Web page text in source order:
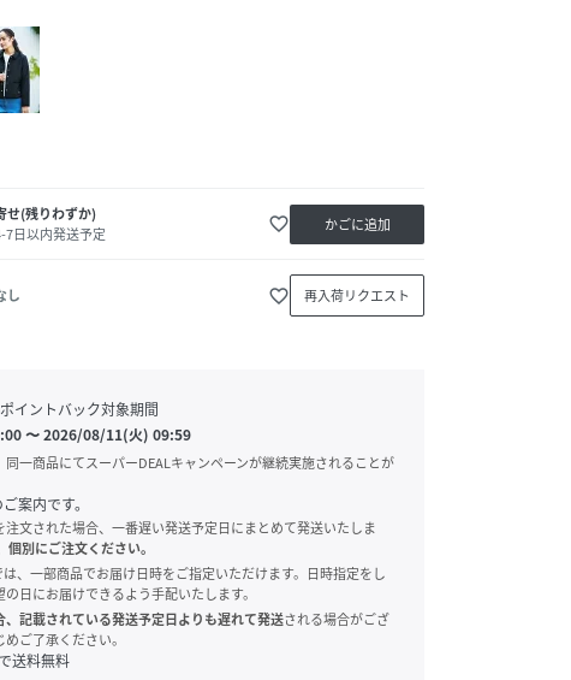
せ(残りわずか)
7日以内発送予定
favorite_border かごに追加
し favorite_border 再入荷リクエスト
イントバック対象期間
〜2026/08/11(火) 09:59
一商品にてスーパーDEALキャンペーンが継続実施されることが
案内です。
文された場合、一番遅い発送予定日にまとめて発送いたしま
個別にご注文ください。
、一部商品でお届け日時をご指定いただけます。日時指定をし
日にお届けできるよう手配いたします。
記載されている発送予定日よりも遅れて発送される場合がござ
ご了承ください。
送料無料